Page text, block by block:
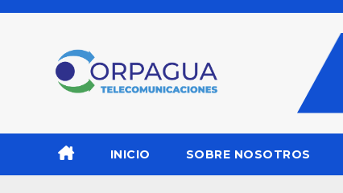
Saltar
INICIO SOBRE NOSOTROS